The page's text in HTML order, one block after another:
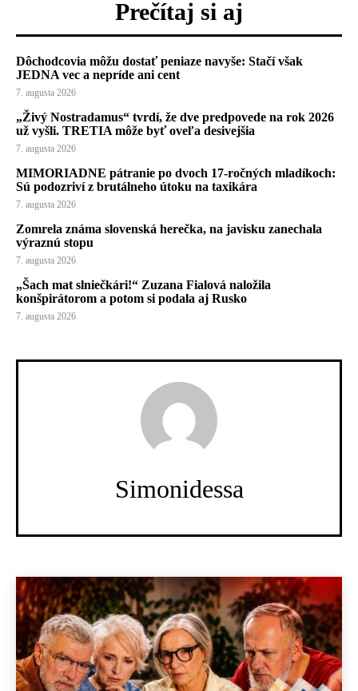
Prečítaj si aj
Dôchodcovia môžu dostať peniaze navyše: Stačí však
JEDNA vec a nepríde ani cent
7. augusta 2026
„Živý Nostradamus“ tvrdí, že dve predpovede na rok 2026
už vyšli. TRETIA môže byť oveľa desivejšia
7. augusta 2026
MIMORIADNE pátranie po dvoch 17-ročných mladíkoch:
Sú podozriví z brutálneho útoku na taxikára
7. augusta 2026
Zomrela známa slovenská herečka, na javisku zanechala
výraznú stopu
7. augusta 2026
„Šach mat slniečkári!“ Zuzana Fialová naložila
konšpirátorom a potom si podala aj Rusko
7. augusta 2026
Simonidessa